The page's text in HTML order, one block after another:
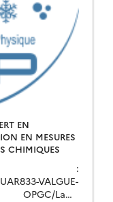
EN
EN MESURES
CHIMIQUES
:
VALGUE-
LaMP